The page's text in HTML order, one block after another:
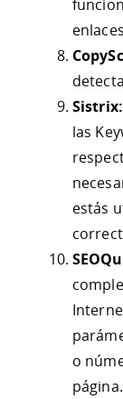
Sistrix:
las
estás
o
página.